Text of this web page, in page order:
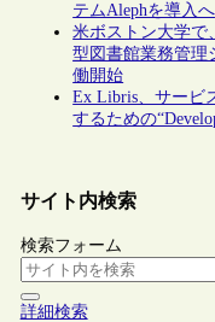
テムAlephを導入へ
米ボストン大学で
型図書館業務管理
働開始
Ex Libris、サービ
するための
サイト内検索
検索フォーム
詳細検索